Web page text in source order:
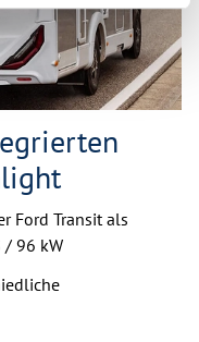
Ford Transit als
/ 96 kW